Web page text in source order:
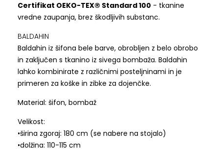
Certifikat OEKO-TEX® Standard 100 - tkanine
vredne zaupanja, brez škodljivih substanc.
BALDAHIN
Baldahin iz šifona bele barve, obrobljen z belo obrobo
in zaključen s tkanino iz sivega bombaža. Baldahin
lahko kombinirate z različnimi posteljninami in je
primeren za koške in zibke za dojenčke.
Material: šifon, bombaž
Velikost:
•širina zgoraj: 180 cm (se nabere na stojalo)
•dolžina: 110-115 cm